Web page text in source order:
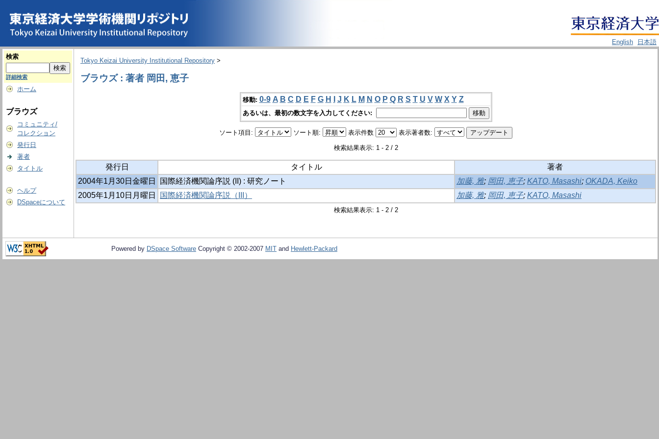
English
日本語
検索
詳細検索
ホーム
ブラウズ
コミュニティ/
コレクション
発行日
著者
タイトル
ヘルプ
DSpaceについて
Tokyo Keizai University Institutional Repository >
ブラウズ : 著者 岡田, 恵子
移動: 0-9 A B C D E F G H J K L M N O P Q R S T U V W X Y Z
あるいは、最初の数文字を入力してください:
ソート項目: ソート順: 表示件数 表示著者数:
検索結果表示: 1 - 2 / 2
発行日 タイトル
著者
2004年1月30日金曜日
国際経済機関論序説 (II) : 研究ノート 加藤, 雅; 岡田, 恵子; KATO, Masashi; OKADA, Keiko
2005年1月10日月曜日
国際経済機関論序説（III） 加藤, 雅; 岡田, 恵子; KATO, Masashi
検索結果表示: 1 - 2 / 2
Powered by DSpace Software Copyright © 2002-2007 MIT and Hewlett-Packard